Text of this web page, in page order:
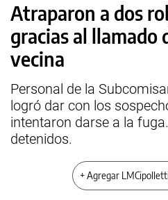
Atraparon a dos
gracias al llamado
vecina
Personal de la
logró dar con los
intentaron darse a la
detenidos.
+ Agregar